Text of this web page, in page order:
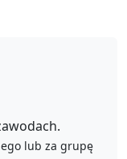
lub za grupę